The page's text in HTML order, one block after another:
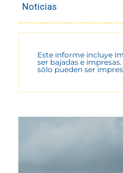
Noticias
Este informe incluye
ser bajadas e
sólo pueden ser